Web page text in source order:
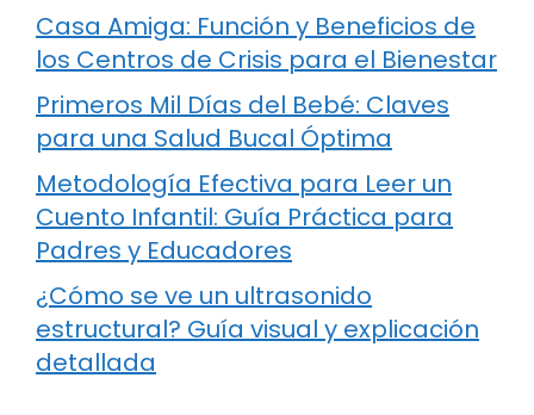
Casa Amiga: Función y Beneficios de
los Centros de Crisis para el Bienestar
Primeros Mil Días del Bebé: Claves
para una Salud Bucal Óptima
Metodología Efectiva para Leer un
Cuento Infantil: Guía Práctica para
Padres y Educadores
¿Cómo se ve un ultrasonido
estructural? Guía visual y explicación
detallada